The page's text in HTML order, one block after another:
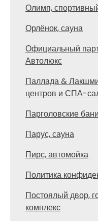
Олимп,
Орлёнок, сауна
Официальный
Автолюкс
Паллада &
центров и СПА-
Парголовские бани
Парус, сауна
Пирс, автомойка
Политика
Постоялый двор,
комплекс